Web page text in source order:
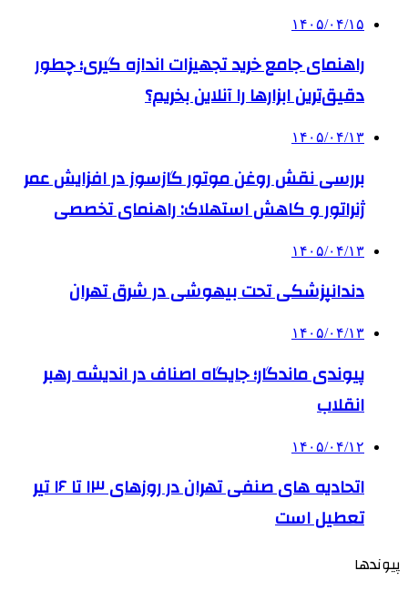
۱۴۰۵/۰۴/۱۵
راهنمای جامع خرید تجهیزات اندازه گیری؛ چطور
دقیق‌ترین ابزارها را آنلاین بخریم؟
۱۴۰۵/۰۴/۱۳
بررسی نقش روغن موتور گازسوز در افزایش عمر
ژنراتور و کاهش استهلاک: راهنمای تخصصی
۱۴۰۵/۰۴/۱۳
دندانپزشکی تحت بیهوشی در شرق تهران
۱۴۰۵/۰۴/۱۳
پیوندی ماندگار؛ جایگاه اصناف در اندیشه رهبر
انقلاب
۱۴۰۵/۰۴/۱۲
اتحادیه های صنفی تهران در روزهای ۱۳ تا ۱۶ تیر
تعطیل است
پیوندها